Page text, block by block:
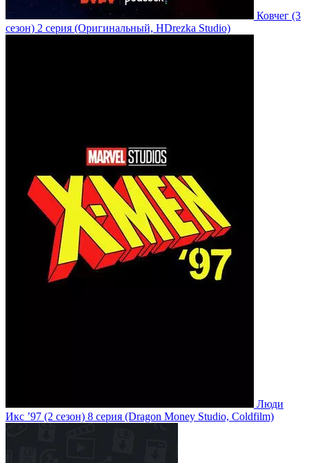
Ковчег (3
сезон) 2 серия (Оригинальный, HDrezka Studio)
Люди
Икс ’97 (2 сезон) 8 серия (Dragon Money Studio, Coldfilm)